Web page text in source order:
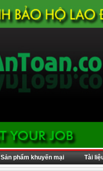
Sản phẩm khuyến mại Tài